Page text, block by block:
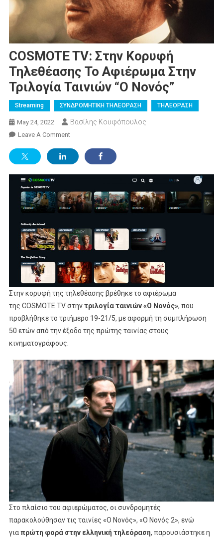
COSMOTE TV: Στην Κορυφή
Τηλεθέασης Το Αφιέρωμα Στην
Τριλογία Ταινιών “Ο Νονός”
Streaming ΣΥΝΔΡΟΜΗΤΙΚΗ ΤΗΛΕΟΡΑΣΗ ΤΗΛΕΟΡΑΣΗ
May 24, 2022 Βασίλης Κουφόπουλος
Leave A CommentOn
TV:
Τηλεθέασης
Το
Τριλογία
Ταινιών
“Ο
Νονός”
Στην κορυφή της τηλεθέασης βρέθηκε το αφιέρωμα
της COSMOTE TV στηντριλογία ταινιών «Ο Νονός», που
προβλήθηκε το τριήμερο 19-21/5, με αφορμή τη συμπλήρωση
50 ετών από την έξοδο της πρώτης ταινίας στους
κινηματογράφους.
Στο πλαίσιο του αφιερώματος, οι συνδρομητές
παρακολούθησαν τις ταινίες «Ο Νονός», «Ο Νονός 2», ενώ
γιαπρώτη φορά στην ελληνική τηλεόραση, παρουσιάστηκε η